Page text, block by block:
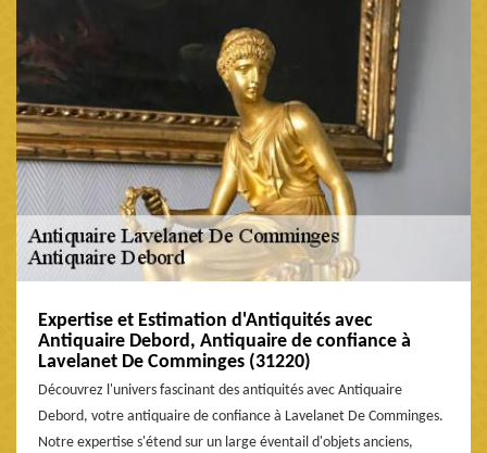
Expertise et Estimation d'Antiquités avec
Antiquaire Debord, Antiquaire de confiance à
Lavelanet De Comminges (31220)
Découvrez l'univers fascinant des antiquités avec Antiquaire
Debord, votre antiquaire de confiance à Lavelanet De Comminges.
Notre expertise s'étend sur un large éventail d'objets anciens,